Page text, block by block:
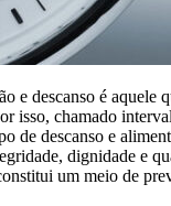
e descanso é aquele
isso, chamado
de descanso e
dignidade e
um meio de